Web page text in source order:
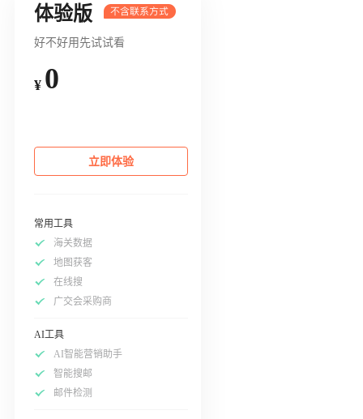
体验版
好不好用先试试看
¥ 0
立即体验
常用工具
海关数据
地图获客
在线搜
广交会采购商
AI工具
AI智能营销助手
智能搜邮
邮件检测